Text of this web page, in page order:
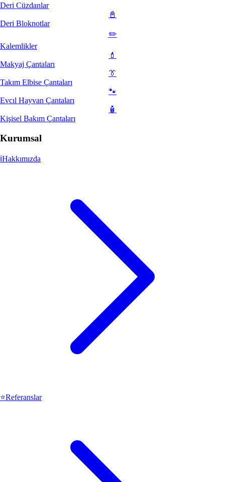
Deri Cüzdanlar
📓
Deri Bloknotlar
✏️
Kalemlikler
💄
Makyaj Çantaları
👔
Takım Elbise Çantaları
🐾
Evcıl Hayvan Çantaları
🧴
Kişisel Bakım Çantaları
Kurumsal
ℹ️Hakkımızda
⭐Referanslar